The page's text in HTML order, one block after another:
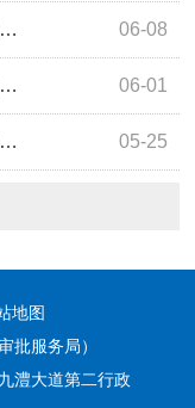
06-08
…
06-01
…
05-25
…
地图
批服务局）
澧大道第二行政